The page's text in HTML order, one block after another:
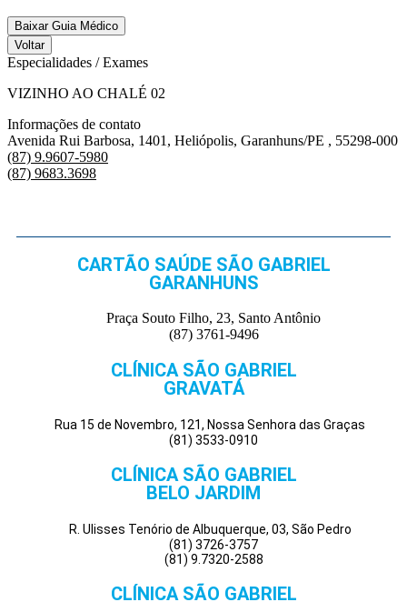
Baixar Guia Médico
Voltar
Especialidades / Exames
VIZINHO AO CHALÉ 02
Informações de contato
Avenida Rui Barbosa, 1401, Heliópolis, Garanhuns/PE , 55298-000
(87) 9.9607-5980
(87) 9683.3698
CARTÃO SAÚDE SÃO GABRIEL
GARANHUNS
Praça Souto Filho, 23, Santo Antônio
(87) 3761-9496
CLÍNICA SÃO GABRIEL
GRAVATÁ
Rua 15 de Novembro, 121, Nossa Senhora das Graças
(81) 3533-0910
CLÍNICA SÃO GABRIEL
BELO JARDIM
R. Ulisses Tenório de Albuquerque, 03, São Pedro
(81) 3726-3757
(81) 9.7320-2588
CLÍNICA SÃO GABRIEL